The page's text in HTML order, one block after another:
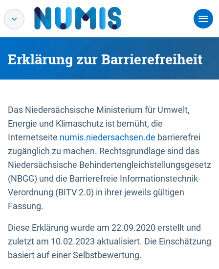
Erklärung zur Barrierefreiheit
Das Niedersächsische Ministerium für Umwelt,
Energie und Klimaschutz ist bemüht, die
Internetseite numis.niedersachsen.de barrierefrei
zugänglich zu machen. Rechtsgrundlage sind das
Niedersächsische Behindertengleichstellungsgesetz
(NBGG) und die Barrierefreie Informationstechnik-
Verordnung (BITV 2.0) in ihrer jeweils gültigen
Fassung.
Diese Erklärung wurde am 22.09.2020 erstellt und
zuletzt am 10.02.2023 aktualisiert. Die Einschätzung
basiert auf einer Selbstbewertung.